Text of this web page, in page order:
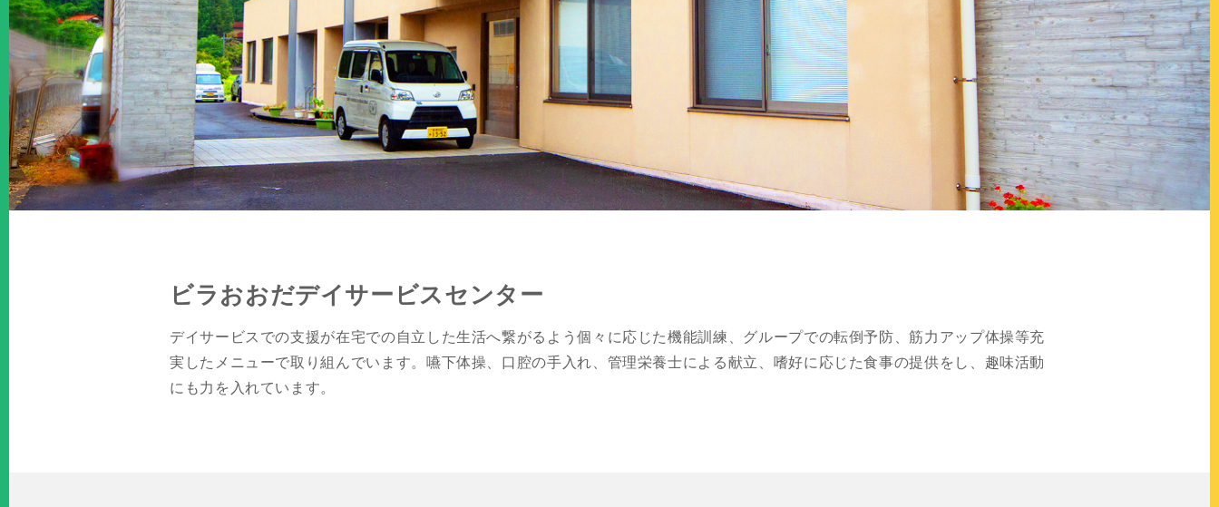
ビラおおだデイサービスセンター
デイサービスでの支援が在宅での自立した生活へ繋がるよう個々に応じた機能訓練、グループでの転倒予防、筋力アップ体操等充
実したメニューで取り組んでいます。嚥下体操、口腔の手入れ、管理栄養士による献立、嗜好に応じた食事の提供をし、趣味活動
にも力を入れています。